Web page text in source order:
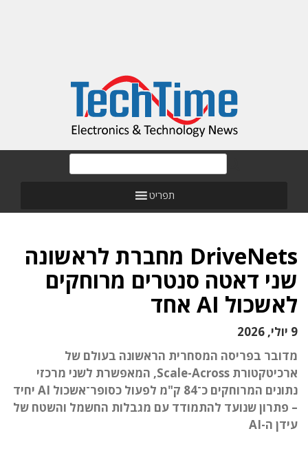
תפריט
DriveNets מחברת לראשונה
שני דאטה סנטרים מרוחקים
לאשכול AI אחד
9 יולי, 2026
מדובר בפריסה המסחרית הראשונה בעולם של
ארכיטקטורת Scale-Across, המאפשרת לשני מרכזי
נתונים המרוחקים כ־84 ק"מ לפעול כסופר־אשכול AI יחיד
– פתרון שנועד להתמודד עם מגבלות החשמל והשטח של
עידן ה-AI